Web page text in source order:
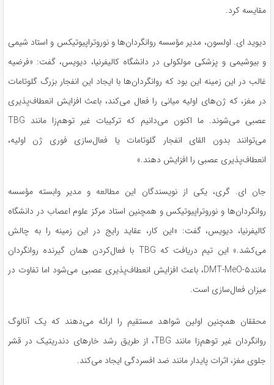
مقایسه کرد.
دیوید ‌ای. اولسون، مدیر مؤسسه روانگردان‌ها و نوروتراپیوتیکس و استاد شیمی
و بیوشیمی و پزشکی مولکولی در دانشگاه کالیفرنیا، دیویس، گفت: «فرضیه
غالب در این زمینه این بود که روانگردان‌ها با ایجاد این انفجار بزرگ گلوتامات
در مغز، که ژن‌های اولیه میانی را فعال می‌کند، باعث افزایش انعطاف‌پذیری
عصبی می‌شوند. ما اکنون می‌دانیم که ترکیبات غیر توهم‌زا مانند TBG
می‌توانند بدون القای انفجار گلوتامات یا فعال‌سازی فوری ژن اولیه،
انعطاف‌پذیری عصبی را افزایش دهند.»
جان‌ ای. گری، یکی از نویسندگان این مطالعه و مدیر وابسته مؤسسه
روانگردان‌ها و نوروتراپیوتیکس و همچنین استاد مرکز علوم اعصاب در دانشگاه
کالیفرنیا، دیویس، گفت: «این کار، عقاید رایج در این زمینه را به چالش
می‌کشد.» این تیم دریافت که TBG با فعال‌کردن همان گیرنده روانگردان
مانندDMT-MeO-۵، باعث افزایش انعطاف‌پذیری عصبی می‌شود اما تفاوت در
میزان فعال‌سازی است.
محققان همچنین اولین شواهد مستقیم را ارائه می‌دهند که یک آنالوگ
روانگردان غیر توهم‌زا مانند TBG، از طریق رشد خارهای دندریتیک در قشر
جلوی مغز، اثرات پایدار مانند ضد افسردگی ایجاد می‌کند.